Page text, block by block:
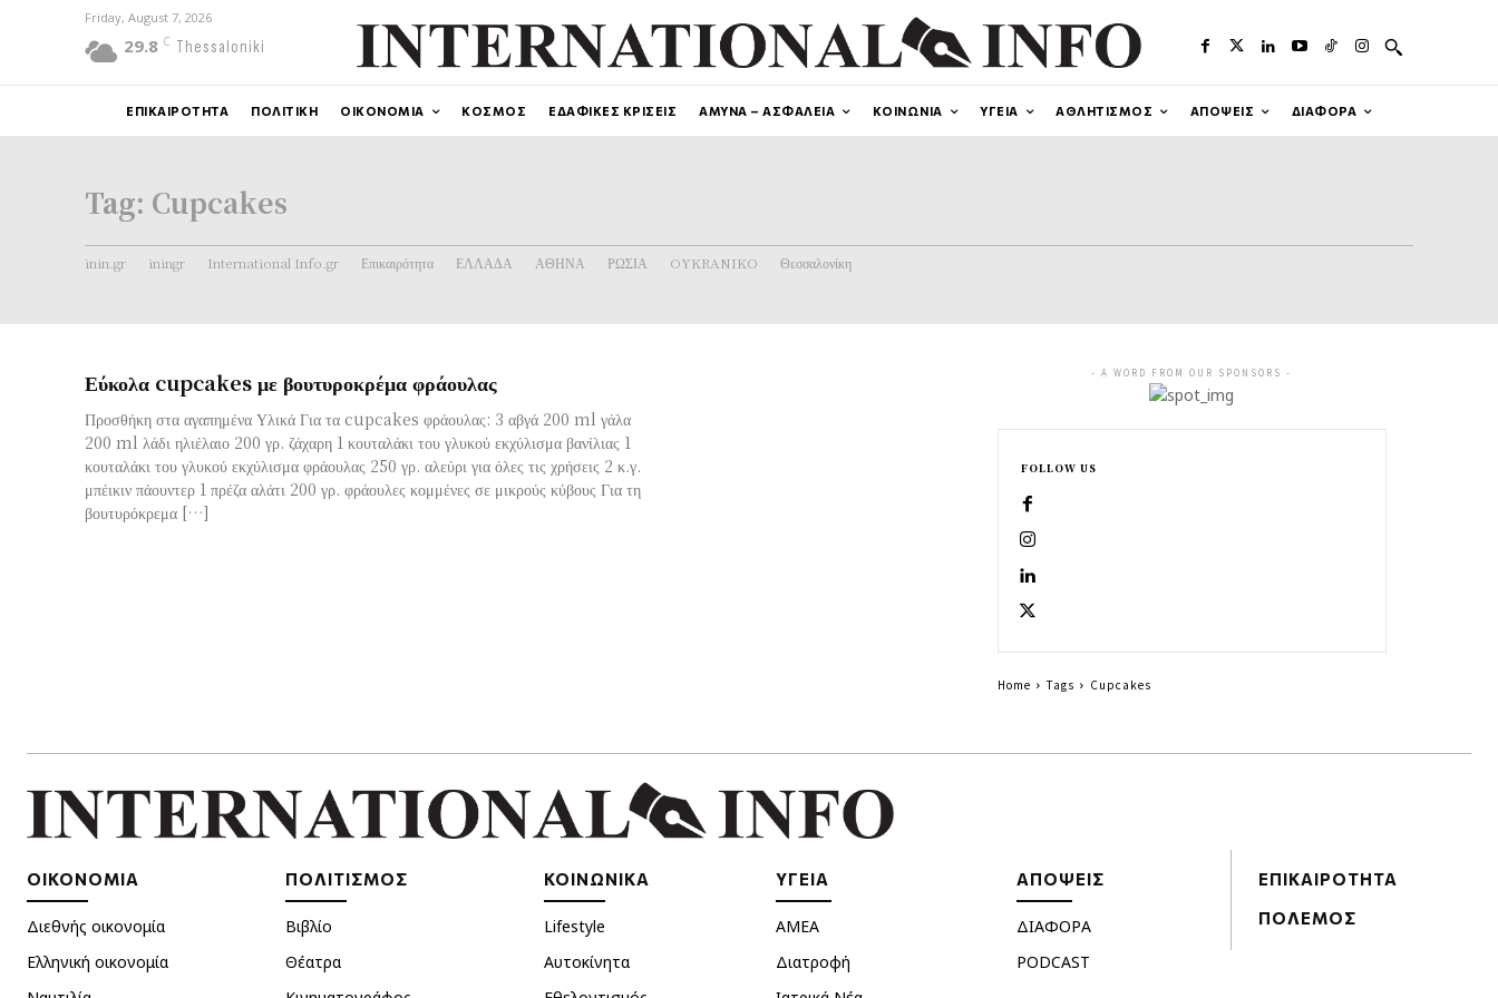
Friday, August 7, 2026
29.8 C Thessaloniki
ΕΠΙΚΑΙΡΟΤΗΤΑ ΠΟΛΙΤΙΚΗ ΟΙΚΟΝΟΜΙΑ ΚΟΣΜΟΣ ΕΔΑΦΙΚΕΣ ΚΡΙΣΕΙΣ ΑΜΥΝΑ – ΑΣΦΑΛΕΙΑ ΚΟΙΝΩΝΙΑ ΥΓΕΙΑ ΑΘΛΗΤΙΣΜΟΣ ΑΠΟΨΕΙΣ ΔΙΑΦΟΡΑ
Tag: Cupcakes
inin.gr iningr International Info.gr Επικαιρότητα ΕΛΛΑΔΑ ΑΘΗΝΑ ΡΩΣΙΑ OYKRANIKO Θεσσαλονίκη
Εύκολα cupcakes με βουτυροκρέμα φράουλας
Προσθήκη στα αγαπημένα Υλικά Για τα cupcakes φράουλας: 3 αβγά 200 ml γάλα
200 ml λάδι ηλιέλαιο 200 γρ. ζάχαρη 1 κουταλάκι του γλυκού εκχύλισμα βανίλιας 1
κουταλάκι του γλυκού εκχύλισμα φράουλας 250 γρ. αλεύρι για όλες τις χρήσεις 2 κ.γ.
μπέικιν πάουντερ 1 πρέζα αλάτι 200 γρ. φράουλες κομμένες σε μικρούς κύβους Για τη
βουτυρόκρεμα […]
- A WORD FROM OUR SPONSORS -
FOLLOW US
Home Tags Cupcakes
ΟΙΚΟΝΟΜΙΑ
Διεθνής οικονομία
Ελληνική οικονομία
ΠΟΛΙΤΙΣΜΟΣ
Βιβλίο
Θέατρα
ΚΟΙΝΩΝΙΚΑ
Lifestyle
Αυτοκίνητα
ΥΓΕΙΑ
ΑΜΕΑ
Διατροφή
ΑΠΟΨΕΙΣ
ΔΙΑΦΟΡΑ
PODCAST
ΕΠΙΚΑΙΡΟΤΗΤΑ
ΠΟΛΕΜΟΣ